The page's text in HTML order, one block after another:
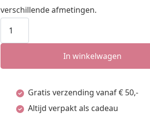
verschillende afmetingen.
hanger
saffier
diamant
0.10ct
In winkelwagen
Gratis verzending vanaf € 50,-
Altijd verpakt als cadeau